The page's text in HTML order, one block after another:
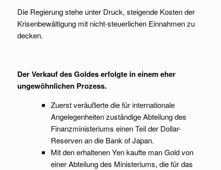
Die Regierung stehe unter Druck, steigende Kosten der
Krisenbewältigung mit nicht-steuerlichen Einnahmen zu
decken.
Der Verkauf des Goldes erfolgte in einem eher
ungewöhnlichen Prozess.
Zuerst veräußerte die für internationale
Angelegenheiten zuständige Abteilung des
Finanzministeriums einen Teil der Dollar-
Reserven an die Bank of Japan.
Mit den erhaltenen Yen kaufte man Gold von
einer Abteilung des Ministeriums, die für das